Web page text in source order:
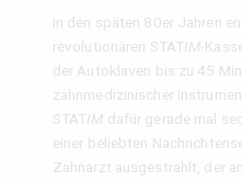
In den späten 80er Jahren
revolutionären STATIM-
der Autoklaven bis zu 45
zahnmedizinischer
STATIM dafür gerade mal
einer beliebten
Zahnarzt ausgestrahlt, der